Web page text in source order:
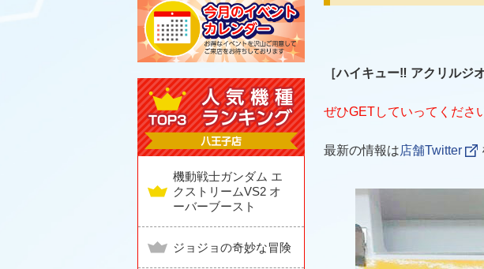
［ハイキュー‼ アクリルジ
ぜひGETしていってくださ
最新の情報は店舗Twitter
機動戦士ガンダム エ
クストリームVS2 オ
ーバーブースト
ジョジョの奇妙な冒険